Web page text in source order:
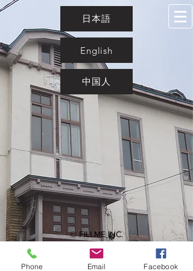
日本語
English
中国人
© FILLME INC.
Phone Email Facebook